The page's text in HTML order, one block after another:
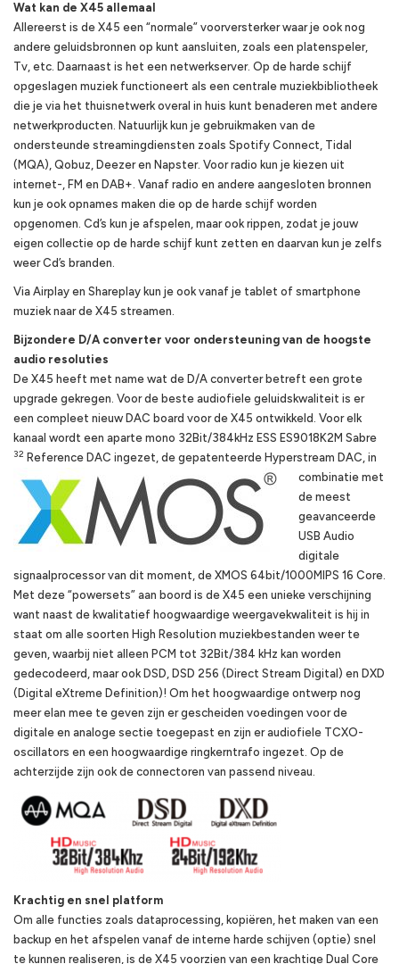
Wat kan de X45 allemaal
Allereerst is de X45 een “normale” voorversterker waar je ook nog
andere geluidsbronnen op kunt aansluiten, zoals een platenspeler,
Tv, etc. Daarnaast is het een netwerkserver. Op de harde schijf
opgeslagen muziek functioneert als een centrale muziekbibliotheek
die je via het thuisnetwerk overal in huis kunt benaderen met andere
netwerkproducten. Natuurlijk kun je gebruikmaken van de
ondersteunde streamingdiensten zoals Spotify Connect, Tidal
(MQA), Qobuz, Deezer en Napster. Voor radio kun je kiezen uit
internet-, FM en DAB+. Vanaf radio en andere aangesloten bronnen
kun je ook opnames maken die op de harde schijf worden
opgenomen. Cd’s kun je afspelen, maar ook rippen, zodat je jouw
eigen collectie op de harde schijf kunt zetten en daarvan kun je zelfs
weer Cd’s branden.
Via Airplay en Shareplay kun je ook vanaf je tablet of smartphone
muziek naar de X45 streamen.
Bijzondere D/A converter voor ondersteuning van de hoogste
audio resoluties
De X45 heeft met name wat de D/A converter betreft een grote
upgrade gekregen. Voor de beste audiofiele geluidskwaliteit is er
een compleet nieuw DAC board voor de X45 ontwikkeld. Voor elk
kanaal wordt een aparte mono 32Bit/384kHz ESS ES9018K2M Sabre
32 Reference DAC ingezet, de gepatenteerde Hyperstream DAC, in
combinatie met
de meest
geavanceerde
USB Audio
digitale
signaalprocessor van dit moment, de XMOS 64bit/1000MIPS 16 Core.
Met deze “powersets” aan boord is de X45 een unieke verschijning
want naast de kwalitatief hoogwaardige weergavekwaliteit is hij in
staat om alle soorten High Resolution muziekbestanden weer te
geven, waarbij niet alleen PCM tot 32Bit/384 kHz kan worden
gedecodeerd, maar ook DSD, DSD 256 (Direct Stream Digital) en DXD
(Digital eXtreme Definition)! Om het hoogwaardige ontwerp nog
meer elan mee te geven zijn er gescheiden voedingen voor de
digitale en analoge sectie toegepast en zijn er audiofiele TCXO-
oscillators en een hoogwaardige ringkerntrafo ingezet. Op de
achterzijde zijn ook de connectoren van passend niveau.
Krachtig en snel platform
Om alle functies zoals dataprocessing, kopiëren, het maken van een
backup en het afspelen vanaf de interne harde schijven (optie) snel
te kunnen realiseren, is de X45 voorzien van een krachtige Dual Core